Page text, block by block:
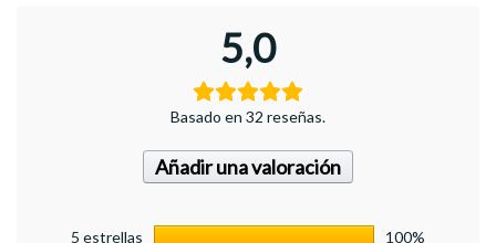
5,0
Basado en 32 reseñas.
Añadir una valoración
5 estrellas
100%